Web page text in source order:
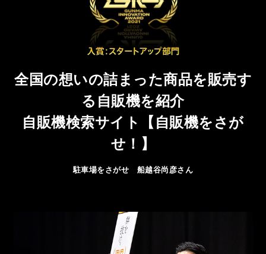
全国の想いの詰まった商品を販売す
る自販機を紹介
自販機検索サイト【自販機をさが
せ！】
駐車場をさがせ 船越谷尚彦さん